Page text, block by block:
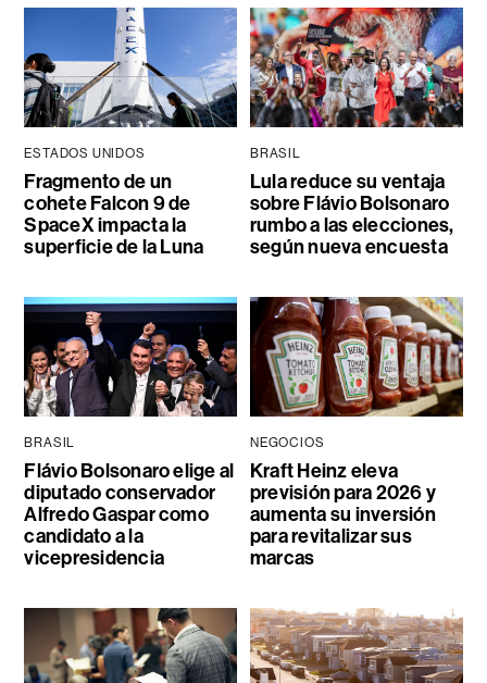
ESTADOS UNIDOS
Fragmento de un
cohete Falcon 9 de
SpaceX impacta la
superficie de la Luna
BRASIL
Lula reduce su ventaja
sobre Flávio Bolsonaro
rumbo a las elecciones,
según nueva encuesta
BRASIL
Flávio Bolsonaro elige al
diputado conservador
Alfredo Gaspar como
candidato a la
vicepresidencia
NEGOCIOS
Kraft Heinz eleva
previsión para 2026 y
aumenta su inversión
para revitalizar sus
marcas